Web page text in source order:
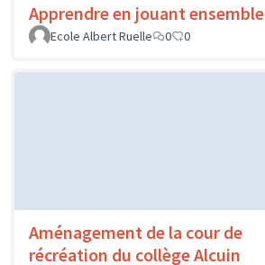
Apprendre en jouant ensemble
Ecole Albert Ruelle
0 0
Aménagement de la cour de
récréation du collège Alcuin